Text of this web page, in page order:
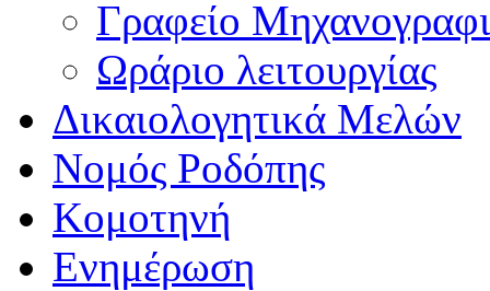
Γραφείο
Ωράριο λειτουργίας
Δικαιολογητικά Μελών
Νομός Ροδόπης
Κομοτηνή
Ενημέρωση